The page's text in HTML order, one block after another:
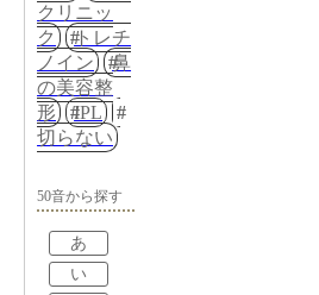
クリニッ
ク
トレチ
ノイン
鼻
の美容整
形
IPL
切らない
50音から探す
あ
い